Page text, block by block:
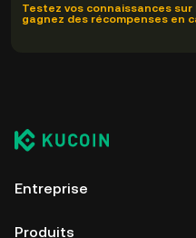
Testez vos connaissances
gagnez des récompenses en
Entreprise
Produits